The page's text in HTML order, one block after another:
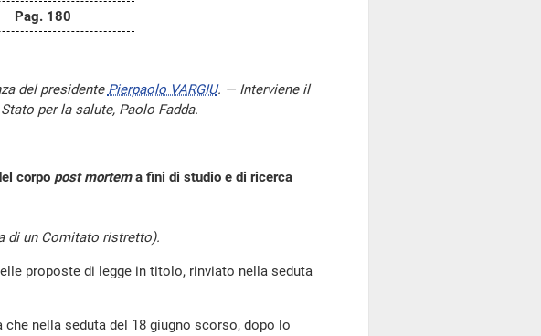
Pag. 180
del presidente Pierpaolo VARGIU. — Interviene il
per la salute, Paolo Fadda.
corpo post mortema fini di studio e di ricerca
di un Comitato ristretto).
proposte di legge in titolo, rinviato nella seduta
che nella seduta del 18 giugno scorso, dopo lo